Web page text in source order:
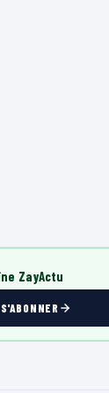
ZayActu
S'ABONNER